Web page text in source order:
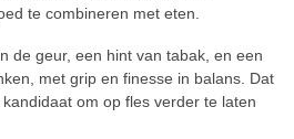
te combineren met eten.
de geur, een hint van tabak, en een
met grip en finesse in balans. Dat
om op fles verder te laten